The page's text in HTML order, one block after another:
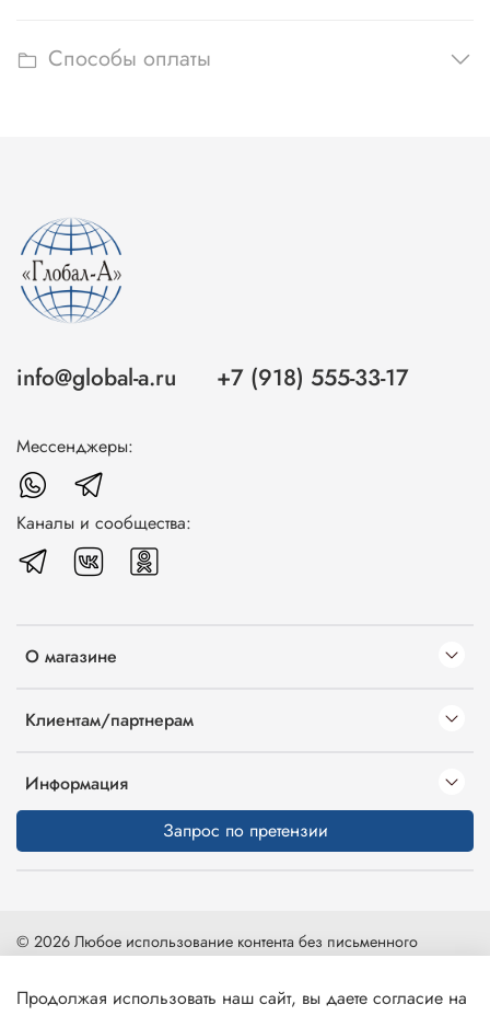
Способы оплаты
О магазине
Клиентам/партнерам
Информация
Запрос по претензии
info@global-a.ru +7 (918) 555-33-17
Мессенджеры:
Каналы и сообщества:
© 2026 Любое использование контента без письменного
Карта сайта| Интернет-магазин создан на inSales
Продолжая использовать наш сайт, вы даете согласие на